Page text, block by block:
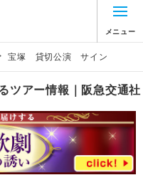
メニュー
宝塚 貸切公演 サイン
ツアー情報｜阪急交通社